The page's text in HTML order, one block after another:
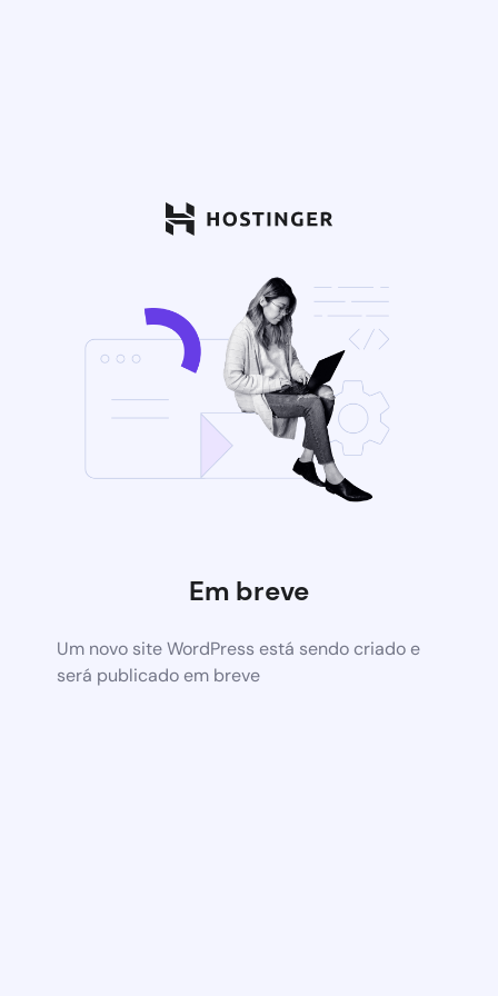
Em breve
Um novo site WordPress está sendo criado e
será publicado em breve